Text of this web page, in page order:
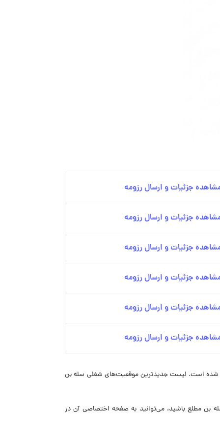
جزئیات و ارسال رزومه
جزئیات و ارسال رزومه
جزئیات و ارسال رزومه
جزئیات و ارسال رزومه
جزئیات و ارسال رزومه
جزئیات و ارسال رزومه
مبتنی‌بر تولید، تخصص و طراحی ایرانی است. این برند پوشاک مردانه و زنانه کژوال تولید می‌کند. فعالیت آن از سال ۱۳۸۹ آغاز شده است. لیست جدیدترین موقعیت‌های شغلی سله بن
سله بن مطلع باشید، می‌توانید به صفحه اختصاصی آن در